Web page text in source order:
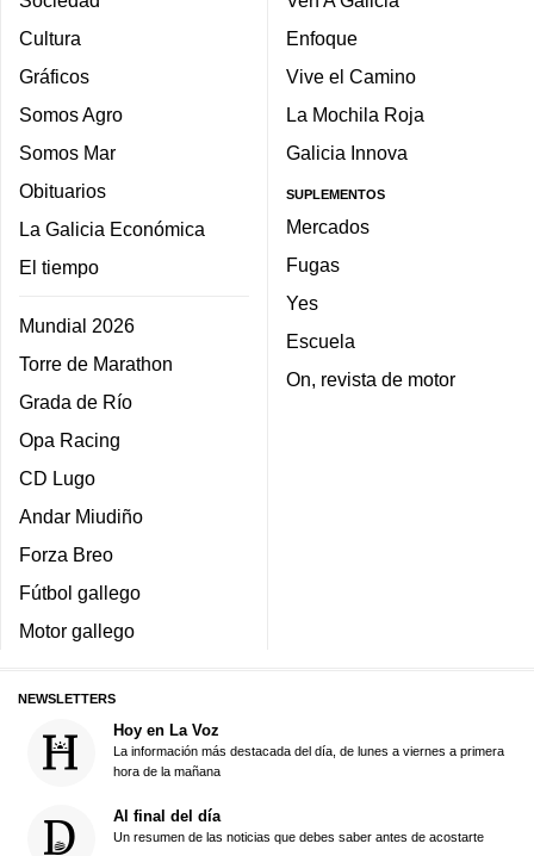
Cultura
Gráficos
Somos Agro
Somos Mar
Obituarios
La Galicia Económica
El tiempo
Mundial 2026
Torre de Marathon
Grada de Río
Opa Racing
CD Lugo
Andar Miudiño
Forza Breo
Fútbol gallego
Motor gallego
Enfoque
Vive el Camino
La Mochila Roja
Galicia Innova
SUPLEMENTOS
Mercados
Fugas
Yes
Escuela
On, revista de motor
NEWSLETTERS
Hoy en La Voz
La información más destacada del día, de lunes a viernes a primera
hora de la mañana
Al final del día
Un resumen de las noticias que debes saber antes de acostarte